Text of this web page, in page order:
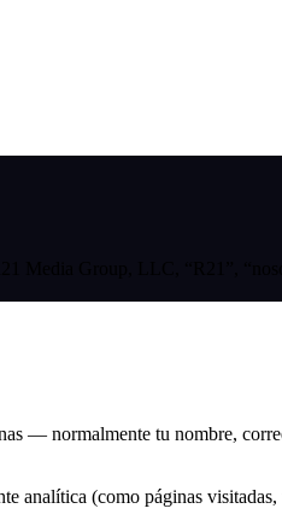
— normalmente tu nombre,
analítica (como páginas